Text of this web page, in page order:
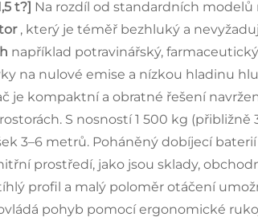
t?] Na rozdíl od standardních modelů
, který je téměř bezhluký a
například potravinářský,
na nulové emise a nízkou hladinu
je kompaktní a obratné řešení
S nosností 1 500 kg (přibližně
3–6 metrů. Poháněný dobíjecí
prostředí, jako jsou sklady,
profil a malý poloměr otáčení
pohyb pomocí ergonomické